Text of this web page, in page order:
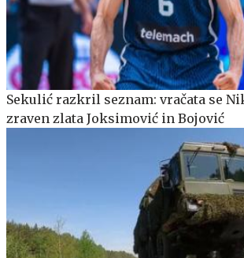
Sekulić razkril seznam: vračata se
zraven zlata Joksimović in Bojović